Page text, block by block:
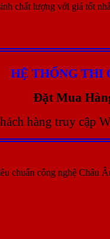
chất lượng với giá tốt
HỆ THỐNG THI
Đặt Mua
hàng truy cập
chuẩn công nghệ Châu